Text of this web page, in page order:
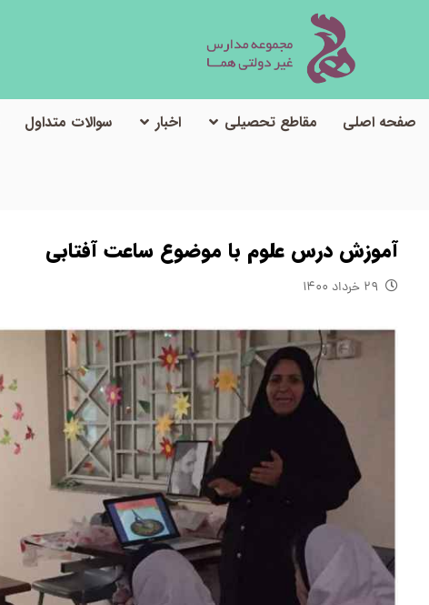
صفحه اصلی مقاطع تحصیلی اخبار سوالات متداول
آموزش درس علوم با موضوع ساعت آفتابي
۲۹ خرداد ۱۴۰۰